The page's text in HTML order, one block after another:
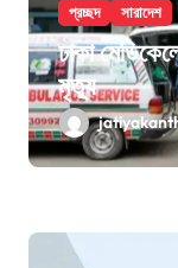
প্রচ্ছদ সারাদেশ
ঢাকা
মৃত্যু